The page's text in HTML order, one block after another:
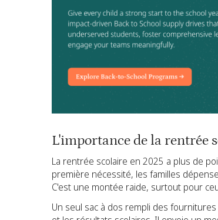
L'importance de la rentrée
La rentrée scolaire en 2025 a plus de
première nécessité, les familles
C'est une montée raide, surtout pour
Un seul sac à dos rempli des